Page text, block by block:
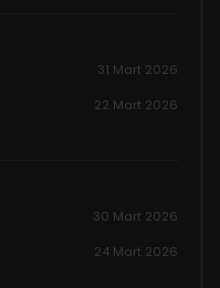
31 Mart 2026
22 Mart 2026
30 Mart 2026
24 Mart 2026